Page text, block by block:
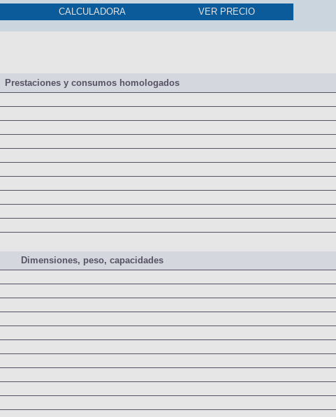
año?
CALCULADORA VER PRECIO
Prestaciones y consumos homologados
Dimensiones, peso, capacidades